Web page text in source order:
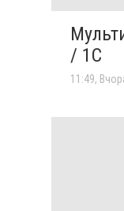
/ 1C
11:49,